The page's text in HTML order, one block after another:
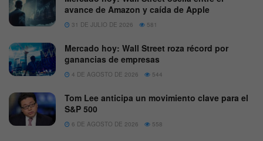
avance de Amazon y caída de Apple
31 DE JULIO DE 2026 581
Mercado hoy: Wall Street roza récord por
ganancias de empresas
4 DE AGOSTO DE 2026 544
Tom Lee anticipa un movimiento clave para el
S&P 500
6 DE AGOSTO DE 2026 558